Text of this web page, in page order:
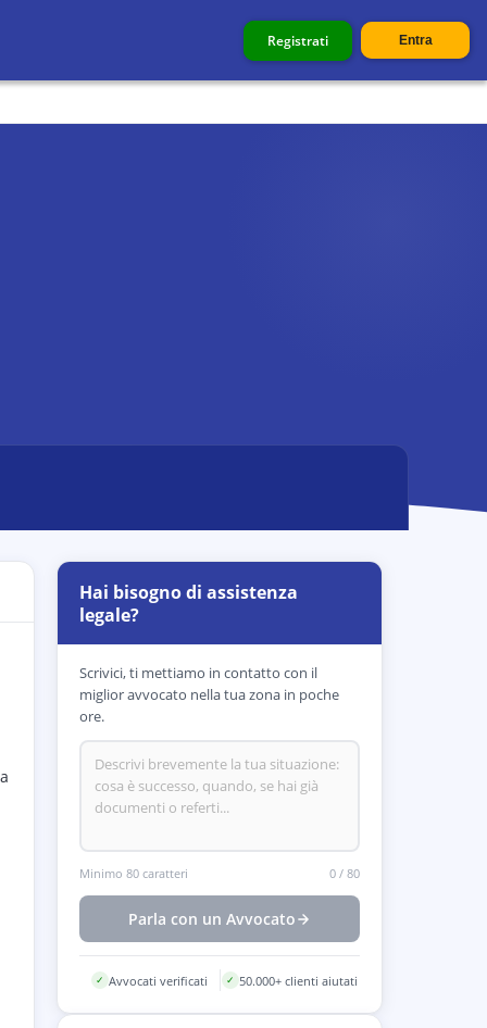
Registrati Entra
Hai bisogno di assistenza
legale?
Scrivici, ti mettiamo in contatto con il
miglior avvocato nella tua zona in poche
ore.
Minimo 80 caratteri 0 / 80
Parla con un Avvocato
✓ Avvocati verificati ✓ 50.000+ clienti aiutati